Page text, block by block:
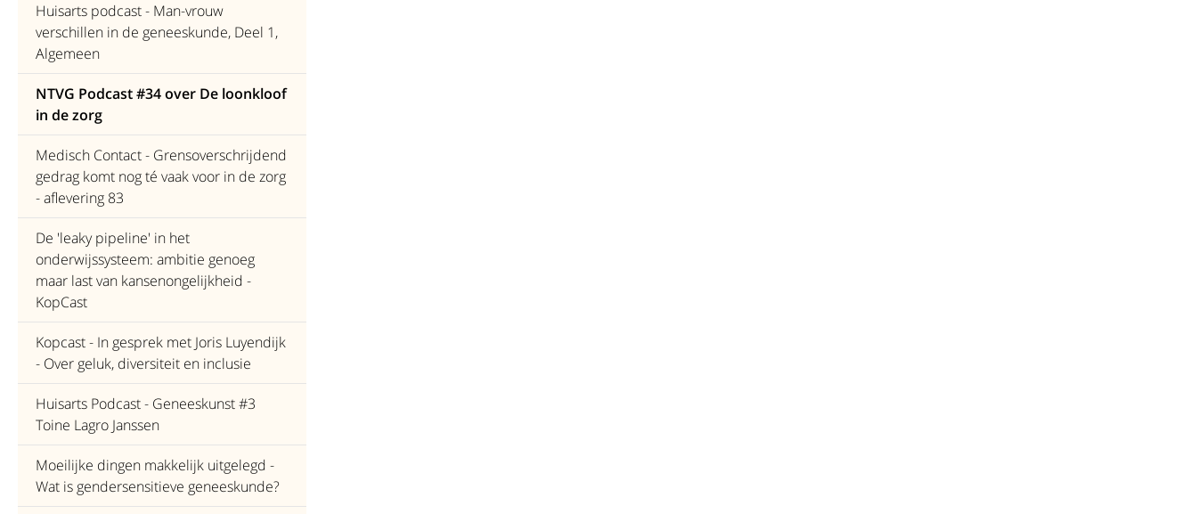
Huisarts podcast - Man-vrouw
verschillen in de geneeskunde, Deel 1,
Algemeen
NTVG Podcast #34 over De loonkloof
in de zorg
Medisch Contact - Grensoverschrijdend
gedrag komt nog té vaak voor in de zorg
- aflevering 83
De 'leaky pipeline' in het
onderwijssysteem: ambitie genoeg
maar last van kansenongelijkheid -
KopCast
Kopcast - In gesprek met Joris Luyendijk
- Over geluk, diversiteit en inclusie
Huisarts Podcast - Geneeskunst #3
Toine Lagro Janssen
Moeilijke dingen makkelijk uitgelegd -
Wat is gendersensitieve geneeskunde?